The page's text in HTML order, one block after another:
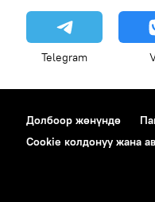
Telegram
Долбоор жөнүндө
Cookie колдонуу жана